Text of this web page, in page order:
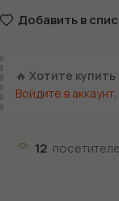
Добавить в
🔥 Хотите
Войдите в аккаунт
12